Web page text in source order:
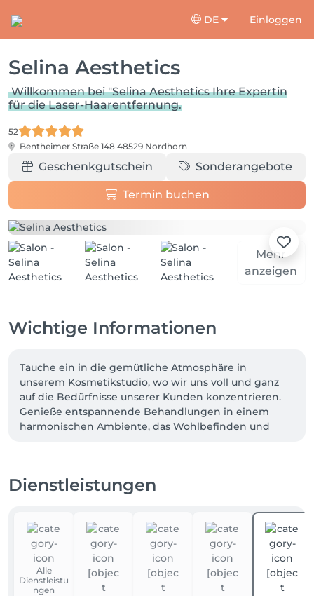
DE Einloggen
Selina Aesthetics
Willkommen bei "Selina Aesthetics Ihre Expertin
für die Laser-Haarentfernung.
52
Bentheimer Straße 148 48529 Nordhorn
Geschenkgutschein Sonderangebote
Termin buchen
Mehr
anzeigen
Wichtige Informationen
Tauche ein in die gemütliche Atmosphäre in
unserem Kosmetikstudio, wo wir uns voll und ganz
auf die Bedürfnisse unserer Kunden konzentrieren.
Genieße entspannende Behandlungen in einem
harmonischen Ambiente, das Wohlbefinden und
Zufriedenheit im Fokus stehen.
Dienstleistungen
Alle
Dienstleistu
ngen